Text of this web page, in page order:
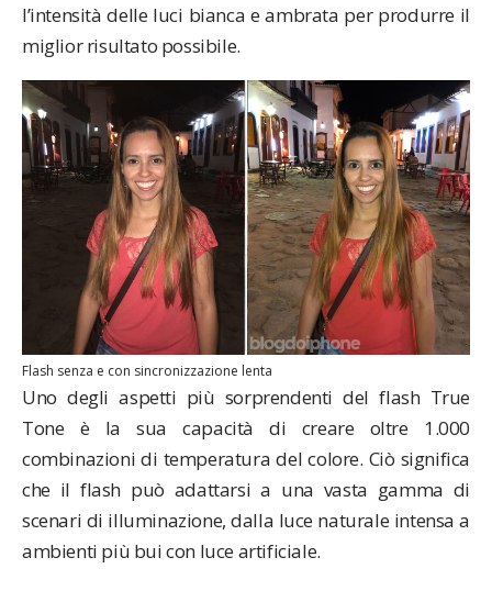
l’intensità delle luci bianca e ambrata per produrre il
miglior risultato possibile.
Flash senza e con sincronizzazione lenta
Uno degli aspetti più sorprendenti del flash True
Tone è la sua capacità di creare oltre 1.000
combinazioni di temperatura del colore. Ciò significa
che il flash può adattarsi a una vasta gamma di
scenari di illuminazione, dalla luce naturale intensa a
ambienti più bui con luce artificiale.